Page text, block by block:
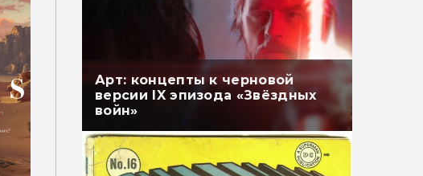
Арт: концепты к черновой
версии IX эпизода «Звёздных
войн»